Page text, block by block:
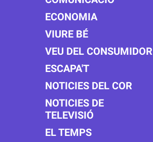
ECONOMIA
VIURE BÉ
VEU DEL CONSUMIDOR
ESCAPA'T
NOTICIES DEL COR
NOTICIES DE
TELEVISIÓ
EL TEMPS